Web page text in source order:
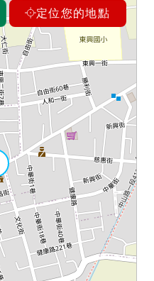
定位您的地點